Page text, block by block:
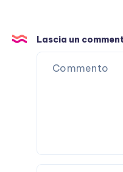
Lascia un